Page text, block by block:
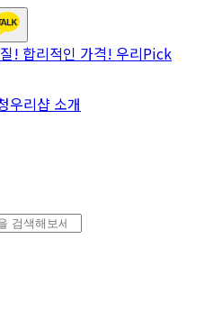
! 합리적인 가격! 우리Pick
우리샵 소개